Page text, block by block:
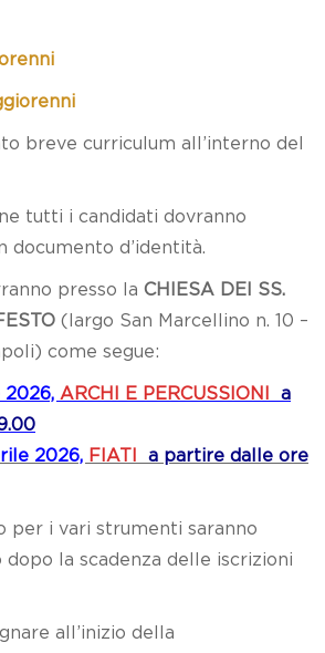
breve curriculum all’interno del
tutti i candidati dovranno
documento d’identità.
presso la CHIESA DEI SS.
(largo San Marcellino n. 10 –
come segue:
2026, ARCHI E PERCUSSIONI
a
2026, FIATI
a partire dalle ore
per i vari strumenti saranno
la scadenza delle iscrizioni
all’inizio della